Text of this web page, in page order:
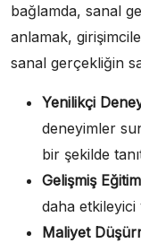
bağlamda, sanal
anlamak,
sanal gerçekliğin
Yenilikçi
deneyimler
bir şekilde
Gelişmiş
daha etkileyici
Maliyet